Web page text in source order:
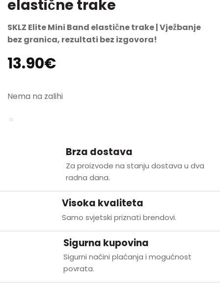
elastične trake
SKLZ Elite Mini Band elastične trake | Vježbanje
bez granica, rezultati bez izgovora!
13.90€
Nema na zalihi
Brza dostava
Za proizvode na stanju dostava u dva
radna dana.
Visoka kvaliteta
Samo svjetski priznati brendovi.
Sigurna kupovina
Sigurni naćini plaćanja i mogućnost
povrata.